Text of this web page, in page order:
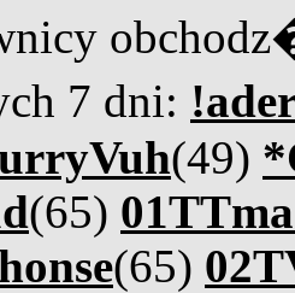
7 dni:
(49)
(65)
(65)